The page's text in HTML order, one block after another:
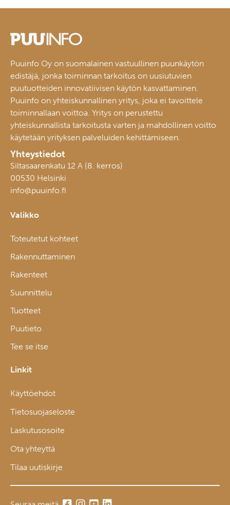
Puuinfo Oy on suomalainen vastuullinen puunkäytön
edistäjä, jonka toiminnan tarkoitus on uusiutuvien
puutuotteiden innovatiivisen käytön kasvattaminen.
Puuinfo on yhteiskunnallinen yritys, joka ei tavoittele
toiminnallaan voittoa. Yritys on perustettu
yhteiskunnallista tarkoitusta varten ja mahdollinen voitto
käytetään yrityksen palveluiden kehittämiseen.
Yhteystiedot
Siltasaarenkatu 12 A (8. kerros)
00530 Helsinki
info@puuinfo.fi
Valikko
Toteutetut kohteet
Rakennuttaminen
Rakenteet
Suunnittelu
Tuotteet
Puutieto
Tee se itse
Linkit
Käyttöehdot
Tietosuojaseloste
Laskutusosoite
Ota yhteyttä
Tilaa uutiskirje